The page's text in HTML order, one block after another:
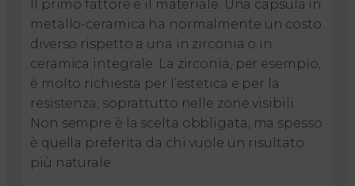
Il primo fattore è il materiale. Una capsula in
metallo-ceramica ha normalmente un costo
diverso rispetto a una in zirconia o in
ceramica integrale. La zirconia, per esempio,
è molto richiesta per l’estetica e per la
resistenza, soprattutto nelle zone visibili.
Non sempre è la scelta obbligata, ma spesso
è quella preferita da chi vuole un risultato
più naturale.